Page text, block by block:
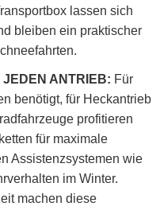
lassen sich
bleiben ein praktischer
ANTRIEB: Für
benötigt, für Heckantrieb
profitieren
für maximale
Assistenzsystemen wie
im Winter.
machen diese